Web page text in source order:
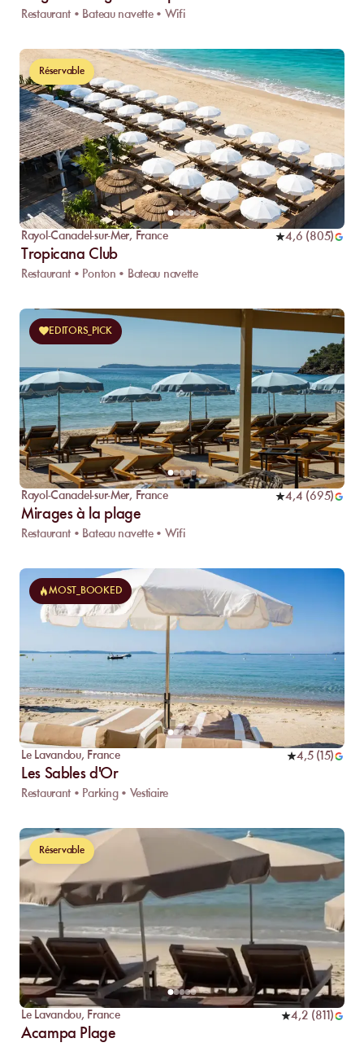
Restaurant • Bateau navette • Wifi
Réservable
Rayol-Canadel-sur-Mer, France 4,6 (805)
Tropicana Club
Restaurant • Ponton • Bateau navette
EDITORS_PICK
Rayol-Canadel-sur-Mer, France 4,4 (695)
Mirages à la plage
Restaurant • Bateau navette • Wifi
MOST_BOOKED
Le Lavandou, France 4,5(15)
Les Sables d'Or
Restaurant • Parking • Vestiaire
Réservable
Le Lavandou, France 4,2 (811 )
Acampa Plage